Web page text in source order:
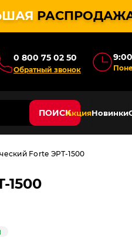
0 800 75 02 50
Обратный звонок
ПОИСКАкцияНовинки
Forte ЭРТ-1500
1500